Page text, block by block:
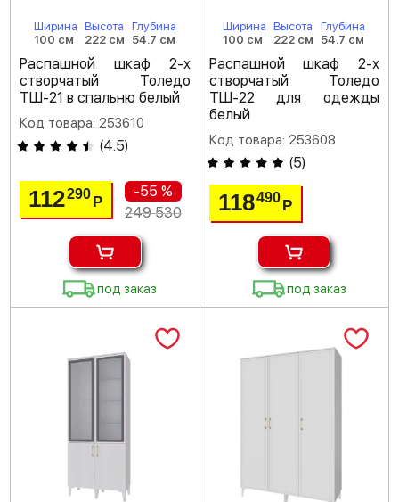
Ширина
100 см
Высота
222 см
Глубина
54.7 см
Распашной шкаф 2-х
створчатый Толедо
ТШ-21 в спальню белый
Код товара: 253610
(4.5)
112290Р
-55 %
249 530
под заказ
Ширина
100 см
Высота
222 см
Глубина
54.7 см
Распашной шкаф 2-х
створчатый Толедо
ТШ-22 для одежды
белый
Код товара: 253608
(5)
118490 Р
под заказ